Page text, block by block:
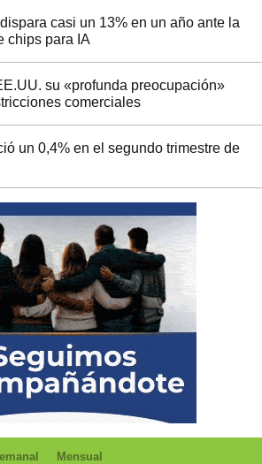
casi un 13% en un año ante la
chips para IA
su «profunda preocupación»
comerciales
un 0,4% en el segundo trimestre de
Mensual